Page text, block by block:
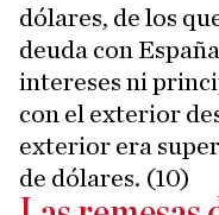
dólares, de los
deuda con
intereses ni
con el exterior
exterior era
de dólares. (10)